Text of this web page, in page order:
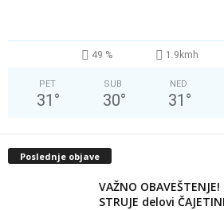
49 % 1.9kmh
PET
31 °
SUB
30°
NED
31 °
Poslednje objave
VAŽNO
STRUJE delovi